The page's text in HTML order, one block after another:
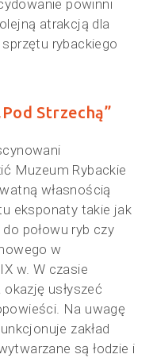
powinni
atrakcją dla
rybackiego
Strzechą”
Muzeum Rybackie
własnością
eksponaty takie jak
połowu ryb czy
w
w. W czasie
usłyszeć
Na uwagę
zakład
są łodzie i